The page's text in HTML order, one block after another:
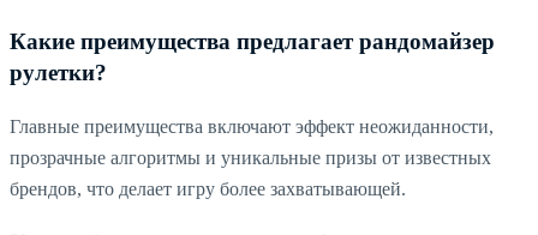
Какие преимущества предлагает рандомайзер
рулетки?
Главные преимущества включают эффект неожиданности,
прозрачные алгоритмы и уникальные призы от известных
брендов, что делает игру более захватывающей.